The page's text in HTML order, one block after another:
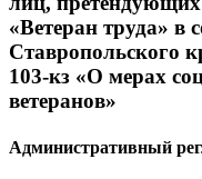
«Ветеран труда» в
Ставропольского
103-кз «О мерах
ветеранов»
Административный